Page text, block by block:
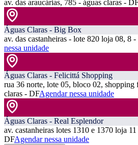
av. das araucárias, 785 - águas claras - DF
Águas Claras - Big Box
av. das castanheiras - lote 820 loja 08, 8
nessa unidade
Águas Claras - Felicittá Shopping
rua 36 norte, lote 05, bloco 02, shopping
claras - DFAgendar nessa unidade
Águas Claras - Real Esplendor
av. castanheiras lotes 1310 e 1370 loja
DFAgendar nessa unidade